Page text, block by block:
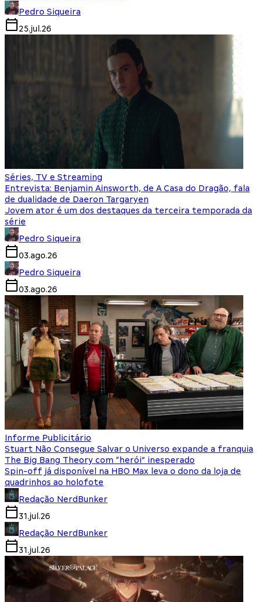
Pedro Siqueira
25.jul.26
Séries, TV e Streaming
Entrevista: Benjamin Ainsworth, de A Casa do Dragão, fala
de dualidade de Daeron Targaryen
Jovem ator é um dos destaques da terceira temporada da
série
Pedro Siqueira
03.ago.26
Pedro Siqueira
03.ago.26
Informe Publicitário
Stuart Não Consegue Salvar o Universo expande a franquia
The Big Bang Theory com “herói” inesperado
Spin-off já disponível na HBO Max leva o dono da loja de
quadrinhos ao holofote
Redação NerdBunker
31.jul.26
Redação NerdBunker
31.jul.26